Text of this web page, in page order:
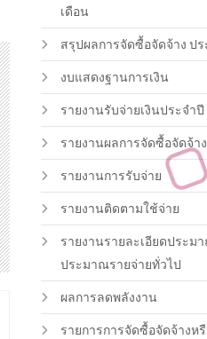
เดือน
สรุปผลการจัดซื้อจัดจ้าง ป
งบแสดงฐานการเงิน
รายงานรับจ่ายเงินประจำปี
รายงานผลการจัดซื้อจัดจ้า
รายงานการรับจ่าย
รายงานติดตามใช้จ่าย
รายงานรายละเอียดประม
ประมาณรายจ่ายทั่วไป
ผลการลดพลังงาน
รายการการจัดซื้อจัดจ้างห